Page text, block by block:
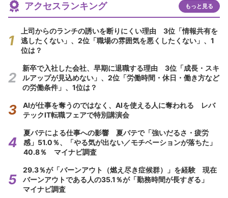
アクセスランキング もっと見る
上司からのランチの誘いを断りにくい理由 3位「情報共有を
逃したくない」、2位「職場の雰囲気を悪くしたくない」、1
位は？
新卒で入社した会社、早期に退職する理由 3位「成長・スキ
ルアップが見込めない」、2位「労働時間・休日・働き方など
の労働条件」、1位は？
AIが仕事を奪うのではなく、AIを使える人に奪われる レバ
テックIT転職フェアで特別講演会
夏バテによる仕事への影響 夏バテで「強いだるさ・疲労
感」51.0％、「やる気が出ない／モチベーションが落ちた」
40.8％ マイナビ調査
29.3％が「バーンアウト（燃え尽き症候群）」を経験 現在
バーンアウトである人の35.1％が「勤務時間が長すぎる」
マイナビ調査